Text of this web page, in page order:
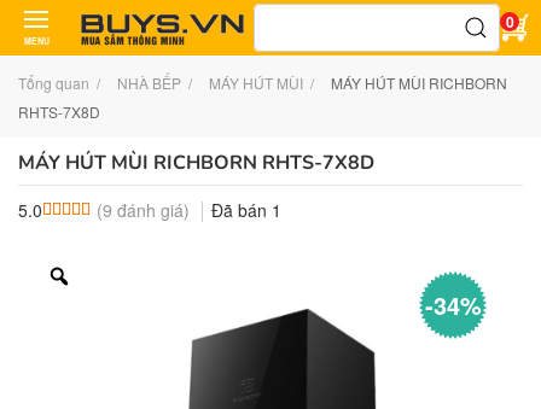
MENU
Tìm
0
Tổng quan NHÀ BẾP MÁY HÚT MÙI
MÁY HÚT MÙI RICHBORN
RHTS-7X8D
MÁY HÚT MÙI RICHBORN RHTS-7X8D
5.0 5.0 trên 5 dựa trên
9 đánh giá
(9 đánh giá) Đã bán 1
-34%